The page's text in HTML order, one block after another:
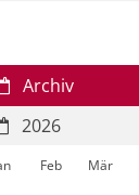
Archiv
2026
Feb Mär